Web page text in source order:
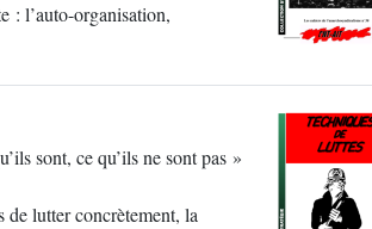
: l’auto-organisation,
sont, ce qu’ils ne sont pas »
de lutter concrètement, la